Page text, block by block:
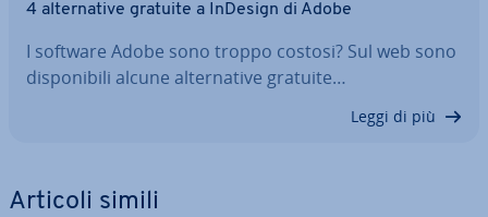
4 al­ter­na­ti­ve gratuite a InDesign di Adobe
I software Adobe sono troppo costosi? Sul web sono
di­spo­ni­bi­li alcune al­ter­na­ti­ve gratuite…
Leggi di più
Articoli simili